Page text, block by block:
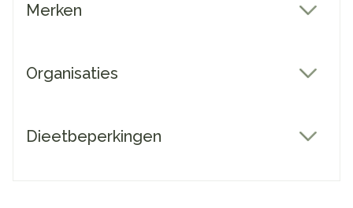
Merken
Organisaties
Dieetbeperkingen